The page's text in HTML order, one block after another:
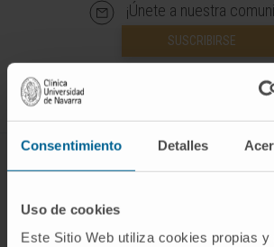
Consentimiento Detalles
Uso de cookies
Este Sitio Web utiliza cookies propias
¡Únete a nuestra
SUSCRIBIRSE
ENFERMEDADES Y TRATAMIENTOS
Enfermedades
Pruebas diagnósticas